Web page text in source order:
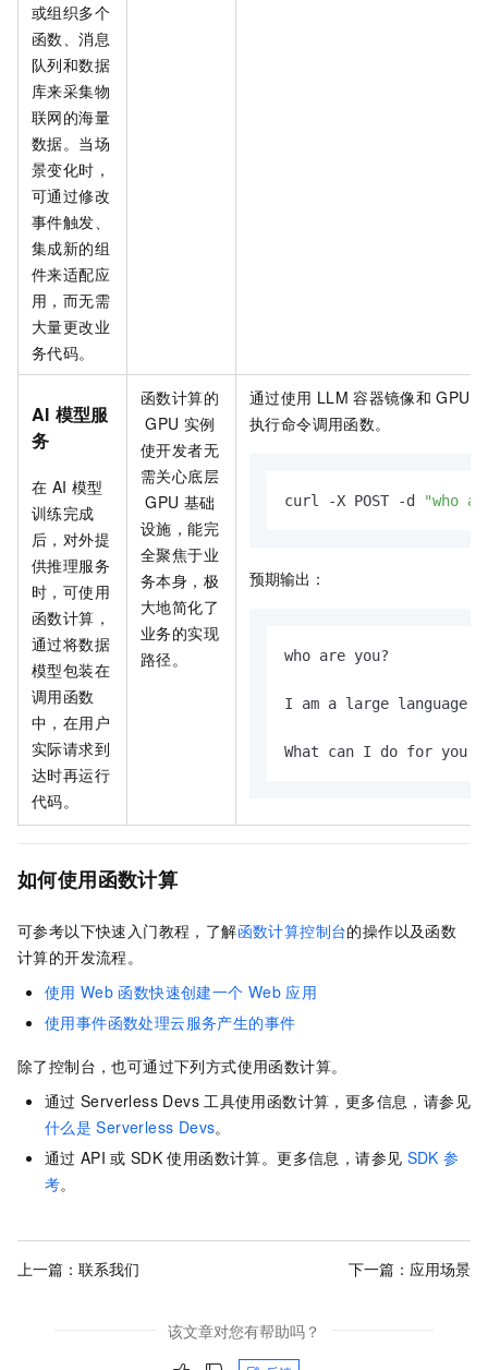
或组织多个
函数、消息
队列和数据
库来采集物
联网的海量
数据。当场
景变化时，
可通过修改
事件触发、
集成新的组
件来适配应
用，而无需
大量更改业
务代码。
AI 模型服
务
在 AI 模型
训练完成
后，对外提
供推理服务
时，可使用
函数计算，
通过将数据
模型包装在
调用函数
中，在用户
实际请求到
达时再运行
代码。
函数计算的
GPU 实例
使开发者无
需关心底层
GPU 基础
设施，能完
全聚焦于业
务本身，极
大地简化了
业务的实现
路径。
通过使用 LLM 容器镜像和 GPU
执行命令调用函数。
curl -X POST -d "who
预期输出：
who are you?
I am a large language
What can I do for you
如何使用函数计算
可参考以下快速入门教程，了解函数计算控制台的操作以及函数
计算的开发流程。
使用 Web 函数快速创建一个 Web 应用
使用事件函数处理云服务产生的事件
除了控制台，也可通过下列方式使用函数计算。
通过 Serverless Devs 工具使用函数计算，更多信息，请参见
什么是 Serverless Devs。
通过 API 或 SDK 使用函数计算。更多信息，请参见 SDK 参
考。
上一篇： 联系我们 下一篇： 应用场景
该文章对您有帮助吗？